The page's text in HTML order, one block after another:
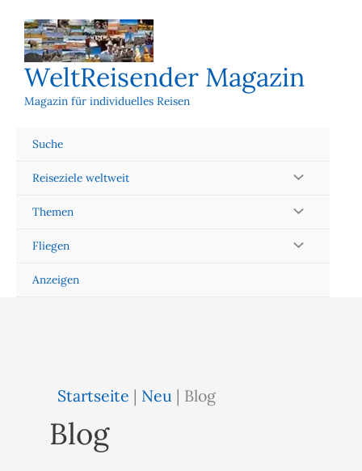
Inhalt
springen
WeltReisender Magazin
Magazin für individuelles Reisen
Suche
Reiseziele weltweit
Themen
Fliegen
Anzeigen
Startseite | Neu | Blog
Blog